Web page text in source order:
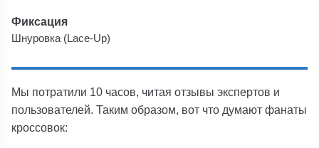
Фиксация
Шнуровка (Lace-Up)
Мы потратили 10 часов, читая отзывы экспертов и
пользователей. Таким образом, вот что думают фанаты
кроссовок: